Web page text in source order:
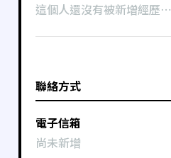
這個人還沒有被新增經歷⋯
聯絡方式
電子信箱
尚未新增